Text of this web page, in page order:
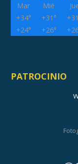
Mar
Mié
+34° +31° +
+24° +26° +
PATROCINIO